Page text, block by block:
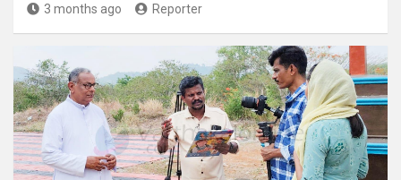
3 months ago Reporter